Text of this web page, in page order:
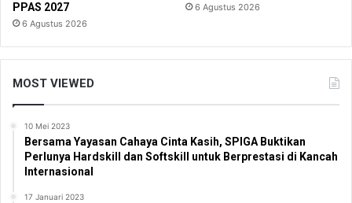
PPAS 2027
6 Agustus 2026
6 Agustus 2026
MOST VIEWED
10 Mei 2023
Bersama Yayasan Cahaya Cinta Kasih, SPIGA Buktikan
Perlunya Hardskill dan Softskill untuk Berprestasi di Kancah
Internasional
17 Januari 2023